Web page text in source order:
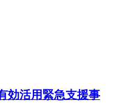
効活用緊急支援事